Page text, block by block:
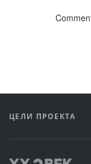
ЦЕЛИ ПРОЕКТА